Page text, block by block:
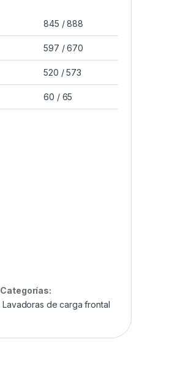
845 / 888
597 / 670
520 / 573
60 / 65
Categorías:
,Lavadoras de carga frontal